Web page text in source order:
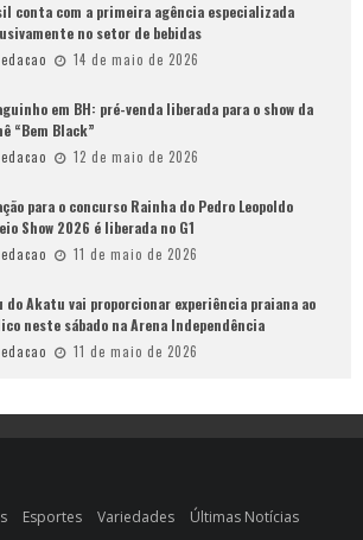
conta com a primeira agência especializada
no setor de bebidas
14 de maio de 2026
em BH: pré-venda liberada para o show da
“Bem Black”
12 de maio de 2026
para o concurso Rainha do Pedro Leopoldo
Show 2026 é liberada no G1
11 de maio de 2026
do Akatu vai proporcionar experiência praiana ao
neste sábado na Arena Independência
11 de maio de 2026
Esportes Variedades Últimas Notícias